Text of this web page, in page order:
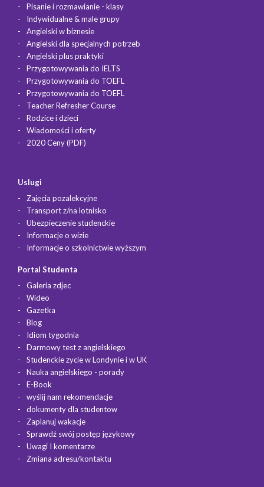
Pisanie i rozmawianie - klasy
Indywidualne & male grupy
Angielski w biznesie
Angielski dla specjalnych potrzeb
Angielski plus praktyki
Przygotowywania do IELTS
Przygotowywania do TOEFL
Przygotowywania do TOEFL
Teacher Refresher Course
Rodzice i dzieci
Wiadomości i oferty
2020 Ceny (PDF)
Uslugi
Zajęcia pozalekcyjne
Transport z/na lotnisko
Ubezpieczenie studenckie
Informacje o wizie
Informacje o szkolnictwie wyższym
Portal Studenta
Galeria zdjec
Wideo
Gazetka
Blog
Idiom tygodnia
Darmowy test z angielskiego
Studenckie zycie w Londynie i w UK
Nauka angielskiego - porady
E-Book
wyślij nam rekomendacje
dokumenty dla studentow
Zaplanuj wakacje
Sprawdź swój postęp językowy
Uwagi I komentarze
Zmiana adresu/kontaktu